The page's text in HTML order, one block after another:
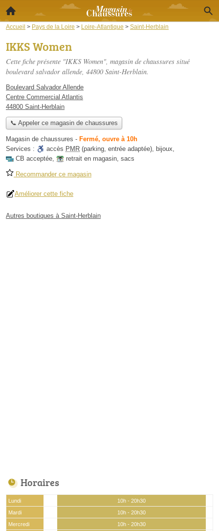
Accueil > Pays de la Loire > Loire-Atlantique > Saint-Herblain
IKKS Women
Cette fiche présente "IKKS Women", magasin de chaussures situé
boulevard salvador allende, 44800 Saint-Herblain.
Boulevard Salvador Allende
Centre Commercial Atlantis
44800 Saint-Herblain
📞 Appeler ce magasin de chaussures
Magasin de chaussures - Fermé, ouvre à 10h
Services :
accès PMR (parking, entrée adaptée), bijoux,
CB acceptée, retrait en magasin, sacs
Recommander ce magasin
Améliorer cette fiche
Autres boutiques à Saint-Herblain
Horaires
Lundi
10h - 20h30
Mardi
10h - 20h30
Mercredi
10h - 20h30